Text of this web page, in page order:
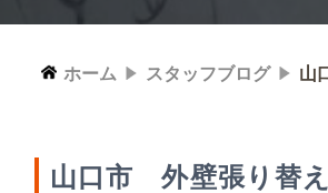
ホーム スタッフブログ 山
山口市 外壁張り替